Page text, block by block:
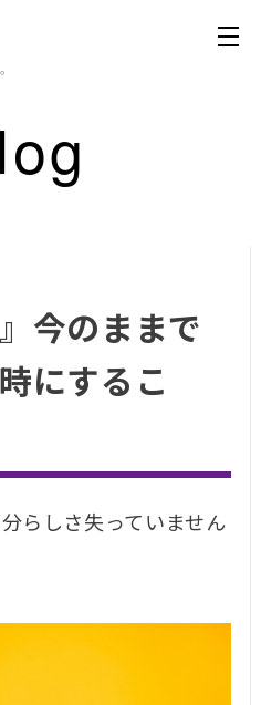
> 『自分らしさ』今の
今のままで
にするこ
らしさ失っていません